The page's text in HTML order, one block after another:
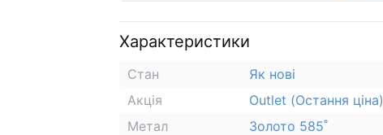
Характеристики
Стан
Як нові
Акція
Outlet (Остання ціна)
Метал
Золото 585˚